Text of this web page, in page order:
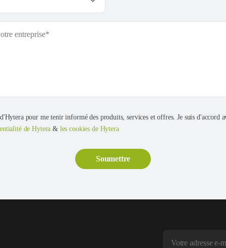
pour me tenir informé des produits, services et offres. Je suis d'accord
de Hytera & les cookies de Hytera